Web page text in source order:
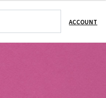
ACCOUNT